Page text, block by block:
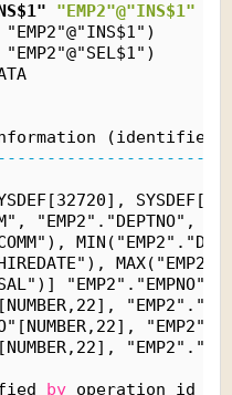
"EMP2"@"INS$1"
(identified
"EMP2"."DEPTNO",
by operation id